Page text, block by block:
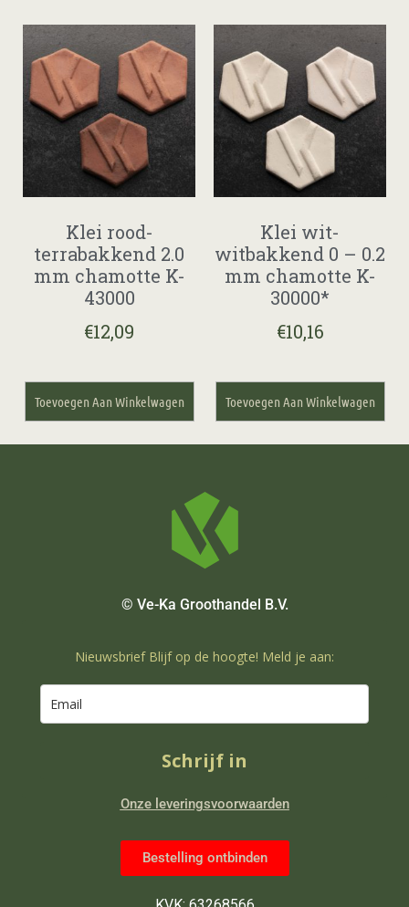
Klei rood-
terrabakkend 2.0
mm chamotte K-
43000
€12,09
Toevoegen Aan Winkelwagen
Klei wit-
witbakkend 0 – 0.2
mm chamotte K-
30000*
€10,16
Toevoegen Aan Winkelwagen
© Ve-Ka Groothandel B.V.
Nieuwsbrief Blijf op de hoogte! Meld je aan:
Schrijf in
Onze leveringsvoorwaarden
Bestelling ontbinden